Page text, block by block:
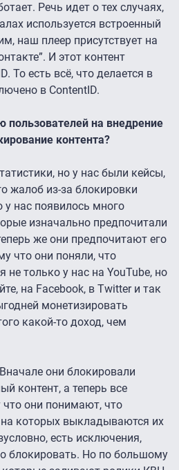
Речь идет о тех случаях,
используется встроенный
наш плеер присутствует на
И этот контент
То есть всё, что делается в
в ContentID.
пользователей на внедрение
контента?
но у нас были кейсы,
жалоб из-за блокировки
у нас появилось много
изначально предпочитали
же они предпочитают его
что они поняли, что
не только у нас на YouTube, но
на Facebook, в Twitter и так
монетизировать
какой-то доход, чем
они блокировали
контент, а теперь все
они понимают, что
которых выкладываются их
есть исключения,
блокировать. Но по большому